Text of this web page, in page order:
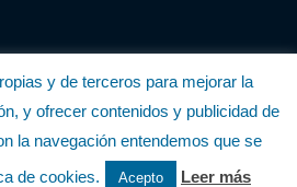
Fondear, S.L.
declinamos toda responsabilidad sobre la
y de terceros para mejorar la
y ofrecer contenidos y publicidad de
la navegación entendemos que se
de cookies.
Acepto Leer más